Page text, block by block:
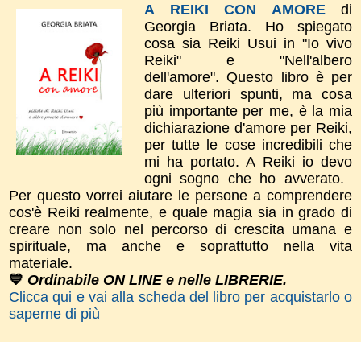
A REIKI CON AMOREdi
Georgia Briata. Ho spiegato
cosa sia Reiki Usui in "Io vivo
Reiki" e "Nell'albero
dell'amore".​Questo libro è per
dare ulteriori spunti, ma cosa
più importante per me, è la mia
dichiarazione d'amor​e per Reiki,
per tutte le cose incredibili che
mi ha portato. A Reiki io devo
ogni sogno che ho avverato.
Per questo vorrei aiutare le persone a comprendere
cos'è Reiki realmente, e quale magia sia in grado di
creare non solo nel percorso di crescita umana e
spirituale, ma anche e soprattutto nella vita
materiale.
💙 Ordinabile ON LINE e nelle LIBRERIE.
Clicca qui e vai alla scheda del libro per acquistarlo o
saperne di più